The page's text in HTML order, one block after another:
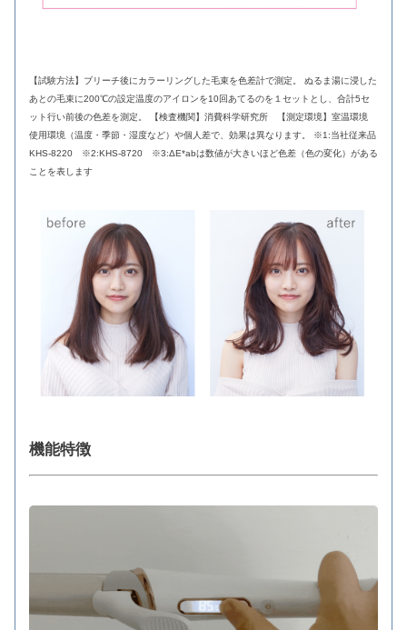
【試験方法】ブリーチ後にカラーリングした毛束を色差計で測定。 ぬるま湯に浸した
あとの毛束に200℃の設定温度のアイロンを10回あてるのを１セットとし、合計5セ
ット行い前後の色差を測定。 【検査機関】消費科学研究所 【測定環境】室温環境
使用環境（温度・季節・湿度など）や個人差で、効果は異なります。 ※1:当社従来品
KHS-8220 ※2:KHS-8720 ※3:ΔE*abは数値が大きいほど色差（色の変化）がある
ことを表します
機能特徴